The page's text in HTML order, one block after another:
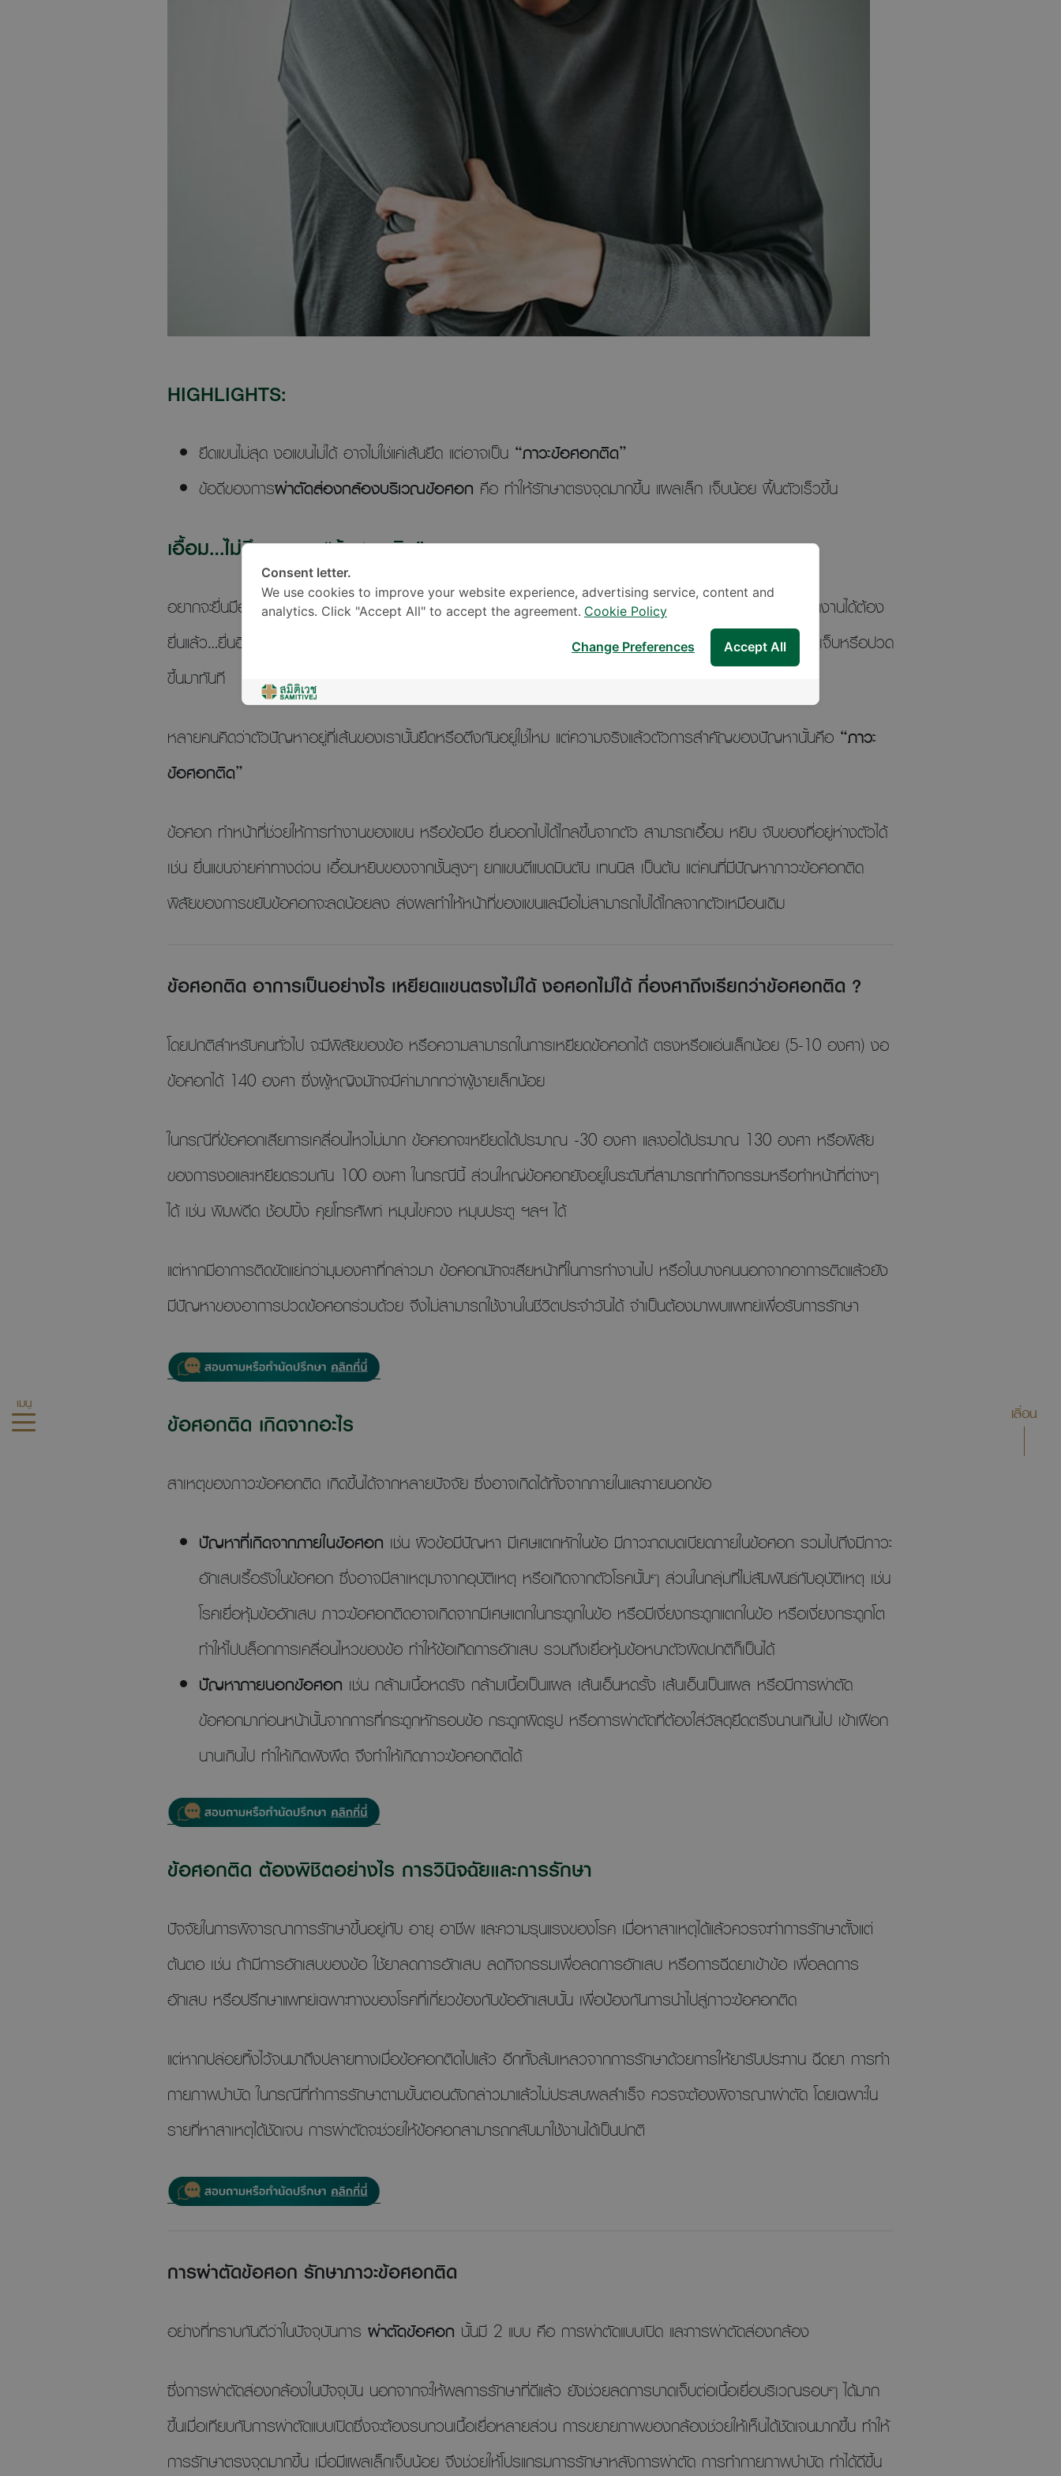
เมนู
HIGHLIGHTS:
ยืดแขนไม่สุด งอแขนไม่ได้ อาจไม่ใช่แค่เส้นยึด แต่อาจเป็น “ภาวะข้อศอกติด”
ข้อดีของการผ่าตัดส่องกล้องบริเวณข้อศอก คือ ทำให้รักษาตรงจุดมากขึ้น แผลเล็ก เจ็บน้อย ฟื้นตัวเร็วขึ้น
เอื้อม…ไม่ถึง เพราะ “ข้อศอกติด”
อยากจะยื่นมือไปทำอะไรซักอย่างแต่ทำไม่ได้เพราะเหยียดแขนไม่ออก อย่างที่ตั้งใจ เช่น กว่าจะยื่นเงินค่าทางด่วนให้พนักงานได้ต้อง
ยื่นแล้ว…ยื่นอีก…กว่าจะถึง หรือแม้บางทียื่นถึง แต่ก็ดูเหมือนเส้นของเรานั้นจะตึงจนแทบจะขาดผึงเสียให้ได้ ทำให้รู้สึกเจ็บหรือปวด
ขึ้นมาทันที
หลายคนคิดว่าตัวปัญหาอยู่ที่เส้นของเรานั้นยืดหรือตึงกันอยู่ใช่ไหม แต่ความจริงแล้วตัวการสำคัญของปัญหานั้นคือ “ภาวะ
ข้อศอกติด”
ข้อศอก ทำหน้าที่ช่วยให้การทำงานของแขน หรือข้อมือ ยื่นออกไปได้ไกลขึ้นจากตัว สามารถเอื้อม หยิบ จับของที่อยู่ห่างตัวได้
เช่น ยื่นแขนจ่ายค่าทางด่วน เอื้อมหยิบของจากชั้นสูงๆ ยกแขนตีแบดมินตัน เทนนิส เป็นต้น แต่คนที่มีปัญหาภาวะข้อศอกติด
พิสัยของการขยับข้อศอกจะลดน้อยลง ส่งผลทำให้หน้าที่ของแขนและมือไม่สามารถไปได้ไกลจากตัวเหมือนเดิม
ข้อศอกติด อาการเป็นอย่างไร เหยียดแขนตรงไม่ได้ งอศอกไม่ได้ กี่องศาถึงเรียกว่าข้อศอกติด ?
โดยปกติสำหรับคนทั่วไป จะมีพิสัยของข้อ หรือความสามารถในการเหยียดข้อศอกได้ ตรงหรือแอ่นเล็กน้อย (5-10 องศา) งอ
ข้อศอกได้ 140 องศา ซึ่งผู้หญิงมักจะมีค่ามากกว่าผู้ชายเล็กน้อย
ในกรณีที่ข้อศอกเสียการเคลื่อนไหวไม่มาก ข้อศอกจะเหยียดได้ประมาณ -30 องศา และงอได้ประมาณ 130 องศา หรือพิสัย
ของการงอและเหยียดรวมกัน 100 องศา ในกรณีนี้ ส่วนใหญ่ข้อศอกยังอยู่ในระดับที่สามารถทำกิจกรรมหรือทำหน้าที่ต่างๆ
ได้ เช่น พิมพ์ดีด ช้อปปิ้ง คุยโทรศัพท์ หมุนไขควง หมุนประตู ฯลฯ ได้
แต่หากมีอาการติดขัดแย่กว่ามุมองศาที่กล่าวมา ข้อศอกมักจะเสียหน้าที่ในการทำงานไป หรือในบางคนนอกจากอาการติดแล้วยัง
มีปัญหาของอาการปวดข้อศอกร่วมด้วย จึงไม่สามารถใช้งานในชีวิตประจำวันได้ จำเป็นต้องมาพบแพทย์เพื่อรับการรักษา
ข้อศอกติด เกิดจากอะไร
สาเหตุของภาวะข้อศอกติด เกิดขึ้นได้จากหลายปัจจัย ซึ่งอาจเกิดได้ทั้งจากภายในและภายนอกข้อ
ปัญหาที่เกิดจากภายในข้อศอก เช่น ผิวข้อมีปัญหา มีเศษแตกหักในข้อ มีภาวะกดบดเบียดภายในข้อศอก รวมไปถึงมีภาวะ
อักเสบเรื้อรังในข้อศอก ซึ่งอาจมีสาเหตุมาจากอุบัติเหตุ หรือเกิดจากตัวโรคนั้นๆ ส่วนในกลุ่มที่ไม่สัมพันธ์กับอุบัติเหตุ เช่น
โรคเยื่อหุ้มข้ออักเสบ ภาวะข้อศอกติดอาจเกิดจากมีเศษแตกในกระดูกในข้อ หรือมีเงี่ยงกระดูกแตกในข้อ หรือเงี่ยงกระดูกโต
ทำให้ไปบล็อกการเคลื่อนไหวของข้อ ทำให้ข้อเกิดการอักเสบ รวมถึงเยื่อหุ้มข้อหนาตัวผิดปกติก็เป็นได้
ปัญหาภายนอกข้อศอก เช่น กล้ามเนื้อหดรัง กล้ามเนื้อเป็นแผล เส้นเอ็นหดรั้ง เส้นเอ็นเป็นแผล หรือมีการผ่าตัด
ข้อศอกมาก่อนหน้านั้นจากการที่กระดูกหักรอบข้อ กระดูกผิดรูป หรือการผ่าตัดที่ต้องใส่วัสดุยึดตรึงนานเกินไป เข้าเฝือก
นานเกินไป ทำให้เกิดพังผืด จึงทำให้เกิดภาวะข้อศอกติดได้
ข้อศอกติด ต้องพิชิตอย่างไร การวินิจฉัยและการรักษา
ปัจจัยในการพิจารณาการรักษาขึ้นอยู่กับ อายุ อาชีพ และความรุนแรงของโรค เมื่อหาสาเหตุได้แล้วควรจะทำการรักษาตั้งแต่
ต้นตอ เช่น ถ้ามีการอักเสบของข้อ ใช้ยาลดการอักเสบ ลดกิจกรรมเพื่อลดการอักเสบ หรือการฉีดยาเข้าข้อ เพื่อลดการ
อักเสบ หรือปรึกษาแพทย์เฉพาะทางของโรคที่เกี่ยวข้องกับข้ออักเสบนั้น เพื่อป้องกันการนำไปสู่ภาวะข้อศอกติด
แต่หากปล่อยทิ้งไว้จนมาถึงปลายทางเมื่อข้อศอกติดไปแล้ว อีกทั้งล้มเหลวจากการรักษาด้วยการให้ยารับประทาน ฉีดยา การทำ
กายภาพบำบัด ในกรณีที่ทำการรักษาตามขั้นตอนดังกล่าวมาแล้วไม่ประสบผลสำเร็จ ควรจะต้องพิจารณาผ่าตัด โดยเฉพาะใน
รายที่หาสาเหตุได้ชัดเจน การผ่าตัดจะช่วยให้ข้อศอกสามารถกลับมาใช้งานได้เป็นปกติ
การผ่าตัดข้อศอก รักษาภาวะข้อศอกติด
อย่างที่ทราบกันดีว่าในปัจจุบันการ ผ่าตัดข้อศอก นั้นมี 2 แบบ คือ การผ่าตัดแบบเปิด และการผ่าตัดส่องกล้อง
ซึ่งการผ่าตัดส่องกล้องในปัจจุบัน นอกจากจะให้ผลการรักษาที่ดีแล้ว ยังช่วยลดการบาดเจ็บต่อเนื้อเยื่อบริเวณรอบๆ ได้มาก
ขึ้นเมื่อเทียบกับการผ่าตัดแบบเปิดซึ่งจะต้องรบกวนเนื้อเยื่อหลายส่วน การขยายภาพของกล้องช่วยให้เห็นได้ชัดเจนมากขึ้น ทำให้
การรักษาตรงจุดมากขึ้น เมื่อมีแผลเล็กเจ็บน้อย จึงช่วยให้โปรแกรมการรักษาหลังการผ่าตัด การทำกายภาพบำบัด ทำได้ดีขึ้น
เลื่อน
Consent letter.
We use cookies to improve your website experience, advertising service, content and
analytics. Click "Accept All" to accept the agreement. Cookie Policy
Accept All
Change Preferences